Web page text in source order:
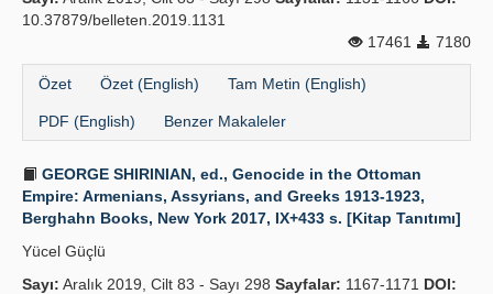
10.37879/belleten.2019.1131
17461
7180
Özet Özet (English) Tam Metin (English)
PDF (English) Benzer Makaleler
GEORGE SHIRINIAN, ed., Genocide in the Ottoman
Empire: Armenians, Assyrians, and Greeks 1913-1923,
Berghahn Books, New York 2017, IX+433 s. [Kitap Tanıtımı]
Yücel Güçlü
Sayı: Aralık 2019, Cilt 83 - Sayı 298 Sayfalar: 1167-1171 DOI: